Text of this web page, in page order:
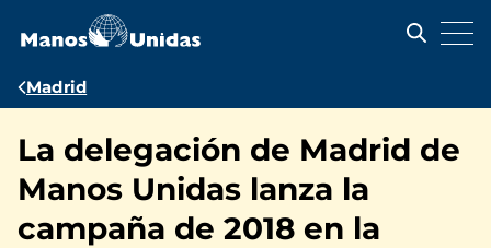
contenido
Ruta
navegación
Madrid
La delegación de Madrid de
Manos Unidas lanza la
campaña de 2018 en la